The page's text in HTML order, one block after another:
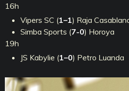
16h
Vipers SC (1–1) Raja
Simba Sports (7-0) Horoya
19h
JS Kabylie (1–0) Petro Luanda